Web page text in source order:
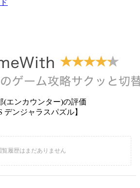
(エンカウンター)の評価
デンジャラスパズル】